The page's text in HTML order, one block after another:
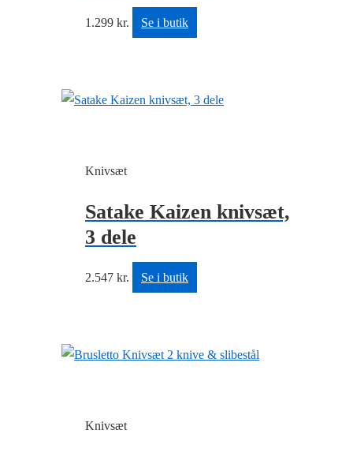
1.299 kr. Se i butik
Knivsæt
Satake Kaizen knivsæt,
3 dele
2.547 kr. Se i butik
Knivsæt